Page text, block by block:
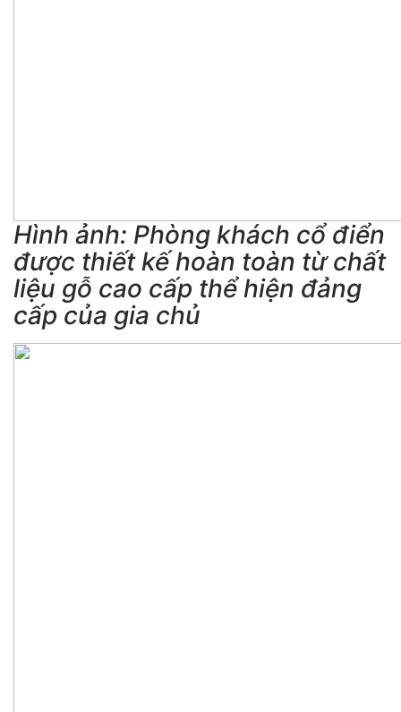
Hình ảnh: Phòng khách cổ điển
được thiết kế hoàn toàn từ chất
liệu gỗ cao cấp thể hiện đảng
cấp của gia chủ